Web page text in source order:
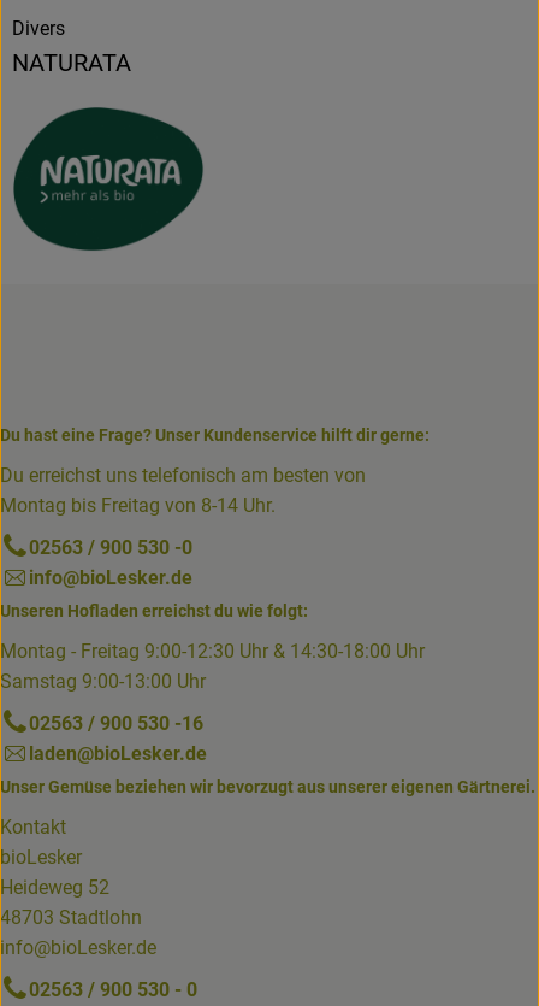
Divers
NATURATA
Du hast eine Frage? Unser Kundenservice hilft dir gerne:
Du erreichst uns telefonisch am besten von
Montag bis Freitag von 8-14 Uhr.
02563 / 900 530 -0
info@bioLesker.de
Unseren Hofladen erreichst du wie folgt:
Montag - Freitag 9:00-12:30 Uhr & 14:30-18:00 Uhr
Samstag 9:00-13:00 Uhr
02563 / 900 530 -16
laden@bioLesker.de
Unser Gemüse beziehen wir bevorzugt aus unserer eigenen Gärtnerei.
Kontakt
bioLesker
Heideweg 52
48703 Stadtlohn
info@bioLesker.de
02563 / 900 530 - 0